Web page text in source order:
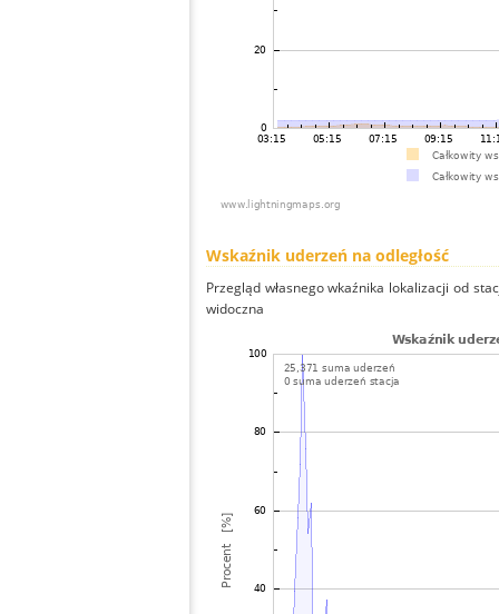
Wskaźnik uderzeń na odległość
Przegląd własnego wkaźnika lokalizacji od
widoczna